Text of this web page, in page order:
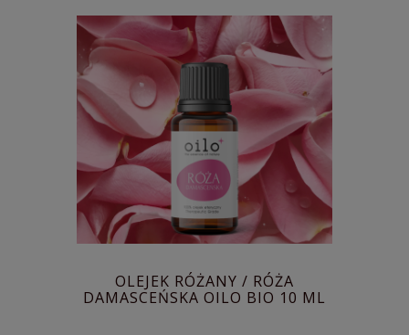
OLEJEK RÓŻANY / RÓŻA
DAMASCEŃSKA OILO BIO 10 ML